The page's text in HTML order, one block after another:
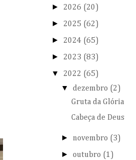
► 2026 (20)
► 2025 (62)
► 2024 (65)
► 2023 (83)
▼ 2022 (65)
▼dezembro (2)
Gruta da Glória
Cabeça de Deus
► novembro (3)
►outubro (1)